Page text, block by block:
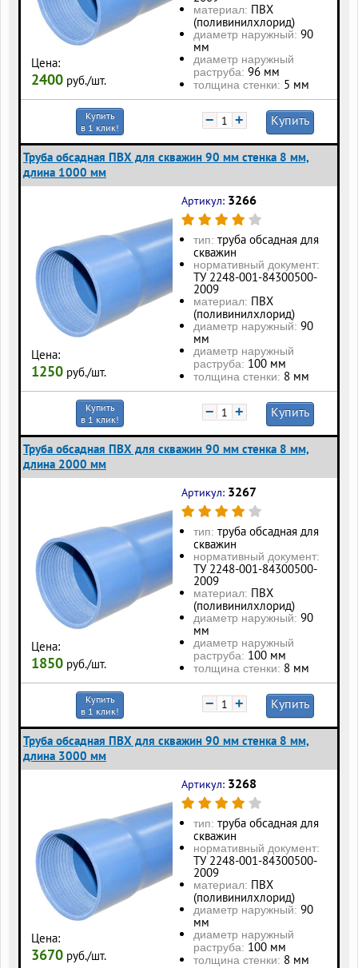
Цена:
2400 руб./шт.
материал: ПВХ
(поливинилхлорид)
диаметр наружный: 90
мм
диаметр наружный
раструба: 96 мм
толщина стенки: 5 мм
Купить
в 1 клик!
− + Купить
Труба обсадная ПВХ для скважин 90 мм стенка 8 мм,
длина 1000 мм
Цена:
1250 руб./шт.
Артикул: 3266
тип: труба обсадная для
скважин
нормативный документ:
ТУ 2248-001-84300500-
2009
материал: ПВХ
(поливинилхлорид)
диаметр наружный: 90
мм
диаметр наружный
раструба: 100 мм
толщина стенки: 8 мм
Купить
в 1 клик!
− + Купить
Труба обсадная ПВХ для скважин 90 мм стенка 8 мм,
длина 2000 мм
Цена:
1850 руб./шт.
Артикул: 3267
тип: труба обсадная для
скважин
нормативный документ:
ТУ 2248-001-84300500-
2009
материал: ПВХ
(поливинилхлорид)
диаметр наружный: 90
мм
диаметр наружный
раструба: 100 мм
толщина стенки: 8 мм
Купить
в 1 клик!
− + Купить
Труба обсадная ПВХ для скважин 90 мм стенка 8 мм,
длина 3000 мм
Цена:
3670 руб./шт.
Артикул: 3268
тип: труба обсадная для
скважин
нормативный документ:
ТУ 2248-001-84300500-
2009
материал: ПВХ
(поливинилхлорид)
диаметр наружный: 90
мм
диаметр наружный
раструба: 100 мм
толщина стенки: 8 мм